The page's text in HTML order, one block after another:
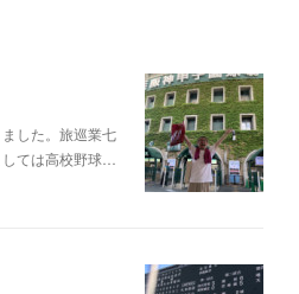
した。旅巡業七
ては高校野球…